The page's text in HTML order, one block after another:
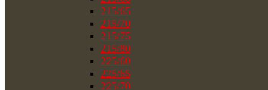
215/65
215/70
215/75
215/80
225/60
225/65
225/70